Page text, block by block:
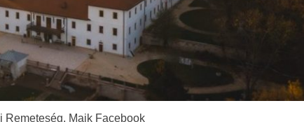
Remeteség, Majk Facebook